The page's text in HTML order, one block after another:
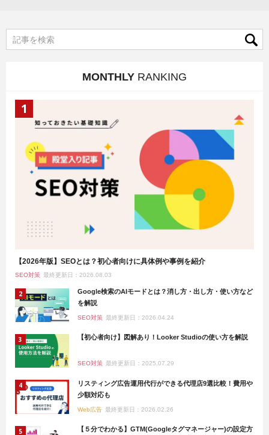
MONTHLY RANKING
【2026年版】SEOとは？初心者向けに具体例や事例を紹介
SEO対策 最終更新日：2026.08.03
Google検索のAIモードとは？消し方・出し方・使い方など
を解説
SEO対策 最終更新日：2026.04.24
【初心者向け】図解あり！Looker Studioの使い方を解説
SEO対策 最終更新日：2025.07.29
リスティング広告運用代行ができる代理店9選比較！費用や
少額対応も
Web広告 最終更新日：2026.02.26
【５分でわかる】GTM(Googleタグマネージャー)の設定方